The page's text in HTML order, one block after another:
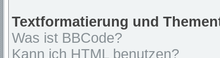
Textformatierung und
Was ist BBCode?
Kann ich HTML benutzen?